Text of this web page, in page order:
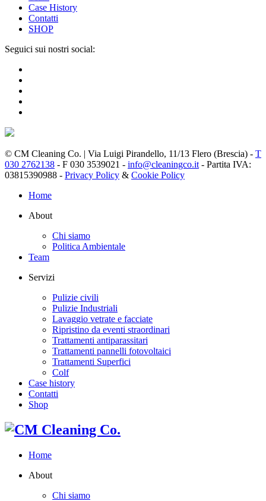
Case History
Contatti
SHOP
Seguici sui nostri social:
© CM Cleaning Co. | Via Luigi Pirandello, 11/13 Flero (Brescia) - T
030 2762138 - F 030 3539021 - info@cleaningco.it - Partita IVA:
03815390988 - Privacy Policy & Cookie Policy
Home
About
Chi siamo
Politica Ambientale
Team
Servizi
Pulizie civili
Pulizie Industriali
Lavaggio vetrate e facciate
Ripristino da eventi straordinari
Trattamenti antiparassitari
Trattamenti pannelli fotovoltaici
Trattamenti Superfici
Colf
Case history
Contatti
Shop
Home
About
Chi siamo